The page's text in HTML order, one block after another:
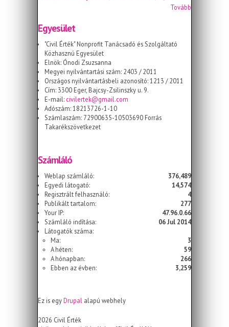
Tovább
Egyesület
"Civil Érték" Nonprofit Tanácsadó és Szolgáltató
Közhasznú Egyesület
Elnök: Ónodi Zsuzsanna
Megyei nyilvántartási szám: 2403 / 2011
Országos nyilvántartásbeli azonosító: 1213 / 2011
Cím: 3300 Eger, Bajcsy-Zsilinszky u. 9.
E-mail: civilertek@gmail.com
Adószám: 18213726-1-10
Számlaszám: 72900635-10503690 Forrás
Takarékszövetkezet
Számláló
Weblap számláló:
376,489
Egyedi látogató:
14,574
Regisztrált felhasználó:
4
Publikált tartalom:
277
Your IP:
47.96.0.66
Számláló indítása:
06 Jul 2014
Látogatók száma:
Ma:
3
A héten:
59
A hónapban:
266
Ebben az évben:
3,259
Ez is egyDrupal alapú webhely
2026 Civil Érték